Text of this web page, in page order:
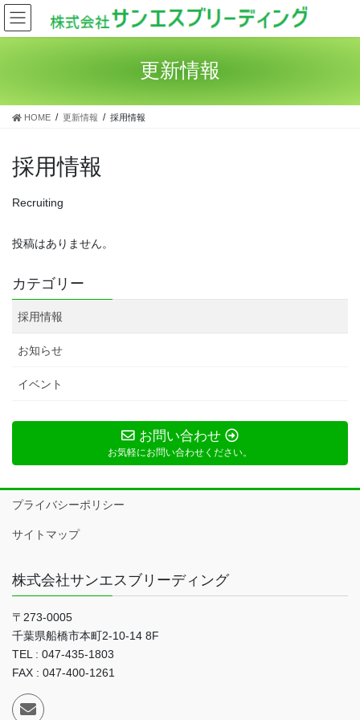
コ
ン
テ
ス
ナ
ビ
ゲ
ン
更新情報
HOME 更新情報 採用情報
採用情報
Recruiting
投稿はありません。
カテゴリー
採用情報
お知らせ
イベント
お問い合わせ
お気軽にお問い合わせください。
プライバシーポリシー
サイトマップ
株式会社サンエスブリーディング
〒273-0005
千葉県船橋市本町2-10-14 8F
TEL : 047-435-1803
FAX : 047-400-1261